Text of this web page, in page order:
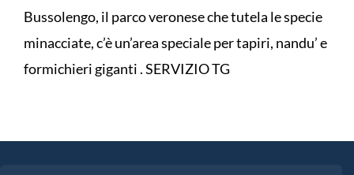
Bussolengo, il parco veronese che tutela le specie
minacciate, c’è un’area speciale per tapiri, nandu’ e
formichieri giganti . SERVIZIO TG